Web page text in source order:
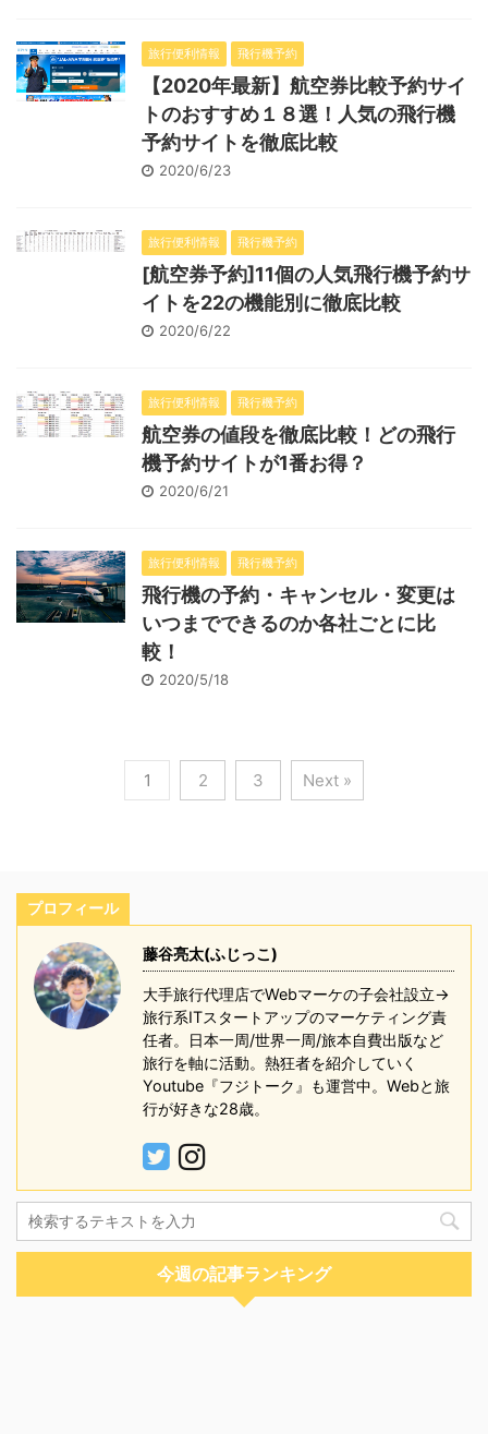
旅行便利情報 飛行機予約
【2020年最新】航空券比較予約サイ
トのおすすめ１８選！人気の飛行機
予約サイトを徹底比較
2020/6/23
旅行便利情報 飛行機予約
[航空券予約]11個の人気飛行機予約サ
イトを22の機能別に徹底比較
2020/6/22
旅行便利情報 飛行機予約
航空券の値段を徹底比較！どの飛行
機予約サイトが1番お得？
2020/6/21
旅行便利情報 飛行機予約
飛行機の予約・キャンセル・変更は
いつまでできるのか各社ごとに比
較！
2020/5/18
1 2 3 Next »
プロフィール
藤谷亮太(ふじっこ)
大手旅行代理店でWebマーケの子会社設立→
旅行系ITスタートアップのマーケティング責
任者。日本一周/世界一周/旅本自費出版など
旅行を軸に活動。熱狂者を紹介していく
Youtube『フジトーク』も運営中。Webと旅
行が好きな28歳。
今週の記事ランキング